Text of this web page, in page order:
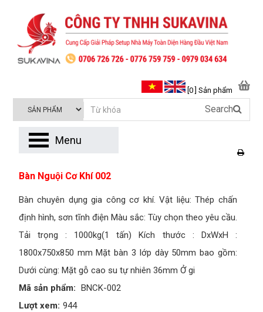
Bàn Nguội Cơ Khí 002
Bàn chuyên dụng gia công cơ khí. Vật liệu: Thép chấn
định hình, sơn tĩnh điện Màu sắc: Tùy chọn theo yêu cầu.
Tải trọng : 1000kg(1 tấn) Kích thước : DxWxH :
1800x750x850 mm Mặt bàn 3 lớp dày 50mm bao gồm:
Dưới cùng: Mặt gỗ cao su tự nhiên 36mm Ở gi
Mã sản phẩm: BNCK-002
Lượt xem: 944
[0 ] Sản phẩm
Search
Menu